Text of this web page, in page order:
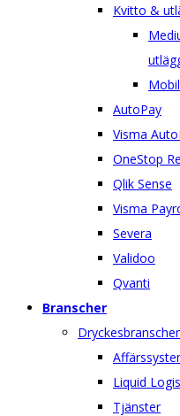
Kvitto &
AutoPay
Visma
OneStop
Qlik Sense
Visma
Severa
Validoo
Qvanti
Branscher
Liquid
Tjänster